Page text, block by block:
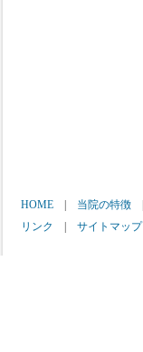
HOME 当院の特徴
リンク
サイトマップ